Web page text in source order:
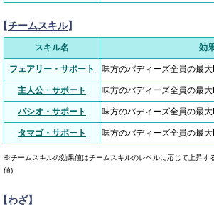
チームスキル】
スキル名 効
フェアリー・サポート 味方のバディーズ全員の最
主人公・サポート 味方のバディーズ全員の最
パシオ・サポート 味方のバディーズ全員の最
タマゴ・サポート 味方のバディーズ全員の最
※チームスキルの効果値はチームスキルのレベルに応じて上昇す
値)
わざ】